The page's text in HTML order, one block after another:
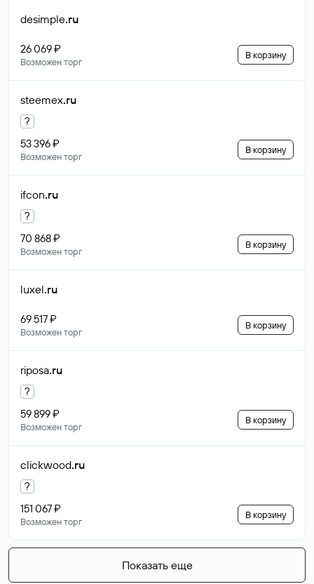
desimple.ru
26 069 ₽
Возможен торг
В корзину
steemex.ru
?
53 396 ₽
Возможен торг
В корзину
ifcon.ru
?
70 868 ₽
Возможен торг
В корзину
luxel.ru
69 517 ₽
Возможен торг
В корзину
riposa.ru
?
59 899 ₽
Возможен торг
В корзину
clickwood.ru
?
151 067 ₽
Возможен торг
В корзину
Показать еще